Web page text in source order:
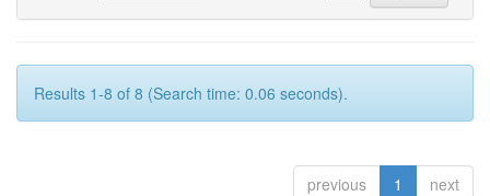
Results 1-8 of 8 (Search time: 0.06 seconds).
previous 1 next